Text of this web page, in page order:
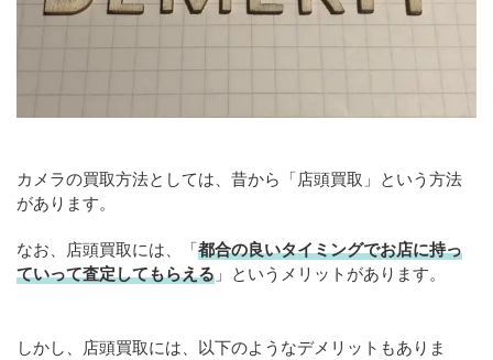
カメラの買取方法としては、昔から「店頭買取」という方法
があります。
なお、店頭買取には、「都合の良いタイミングでお店に持っ
ていって査定してもらえる 」というメリットがあります。
しかし、店頭買取には、以下のようなデメリットもありま